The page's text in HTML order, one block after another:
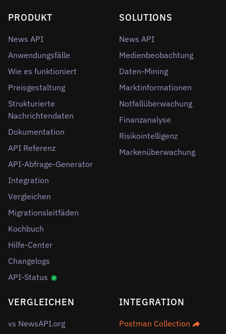
PRODUKT
News API
Anwendungsfälle
Wie es funktioniert
Preisgestaltung
Strukturierte
Nachrichtendaten
Dokumentation
API Referenz
API-Abfrage-Generator
Integration
Vergleichen
Migrationsleitfäden
Kochbuch
Hilfe-Center
Changelogs
API-Status
SOLUTIONS
News API
Medienbeobachtung
Daten-Mining
Marktinformationen
Notfallüberwachung
Finanzanalyse
Risikointelligenz
Markenüberwachung
VERGLEICHEN
vs NewsAPI.org
INTEGRATION
Postman Collection